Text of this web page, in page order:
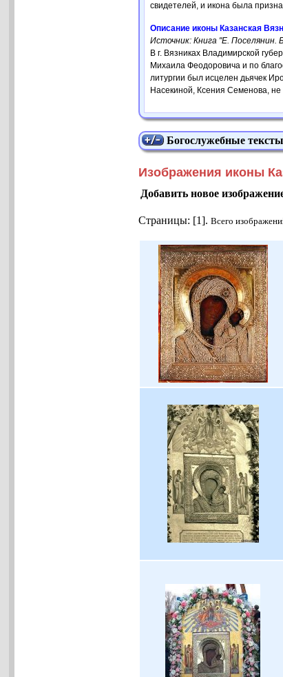
свидетелей, и икона была
Описание иконы Казанская
Источник: Книга "Е. Поселянин.
В г. Вязниках Владимирской
Михаила Феодоровича и по
литургии был исцелен дьячек
Насекиной, Ксения Семенова,
Богослужебные
Изображения иконы
Добавить новое
Страницы: [1].Всего